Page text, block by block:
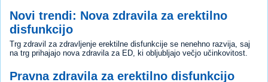
Novi trendi: Nova zdravila za erektilno
disfunkcijo
Trg zdravil za zdravljenje erektilne disfunkcije se nenehno razvija, saj
na trg prihajajo nova zdravila za ED, ki obljubljajo večjo učinkovitost.
Pravna zdravila za erektilno disfunkcijo